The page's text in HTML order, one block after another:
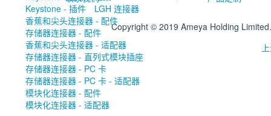
Keystone - 插件
LGH 连接器
香蕉和尖头连接器 - 配件
存储器连接器 - 配件
香蕉和尖头连接器 - 适配器
存储器连接器 - 直列式模块插座
存储器连接器 - PC 卡
存储器连接器 - PC 卡 - 适配器
模块化连接器 - 配件
模块化连接器 - 适配器
Copyright © 2019 Ameya Holding